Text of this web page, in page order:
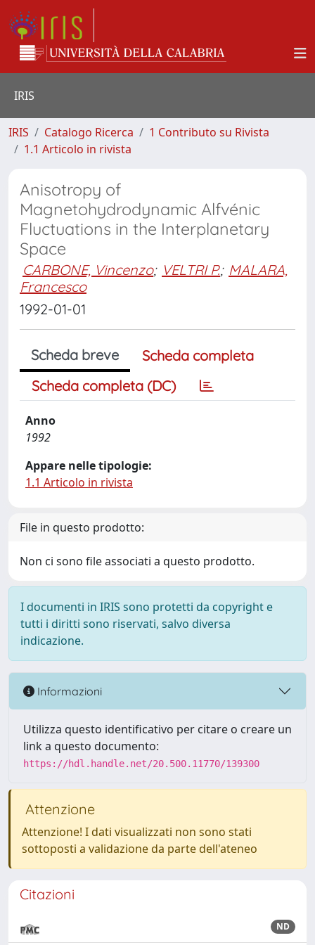
IRIS
IRIS Catalogo Ricerca
1 Contributo su Rivista
1.1 Articolo in rivista
Anisotropy of
Magnetohydrodynamic Alfvénic
Fluctuations in the Interplanetary
Space
CARBONE, Vincenzo; VELTRI P.; MALARA,
Francesco
1992-01-01
Scheda breve
Scheda completa
Scheda completa (DC)
Anno
1992
Appare nelle tipologie:
1.1 Articolo in rivista
File in questo prodotto:
Non ci sono file associati a questo prodotto.
I documenti in IRIS sono protetti da copyright e
tutti i diritti sono riservati, salvo diversa
indicazione.
Informazioni
Utilizza questo identificativo per citare o creare un
link a questo documento:
https://hdl.handle.net/20.500.11770/139300
Attenzione
Attenzione! I dati visualizzati non sono stati
sottoposti a validazione da parte dell'ateneo
Citazioni
ND